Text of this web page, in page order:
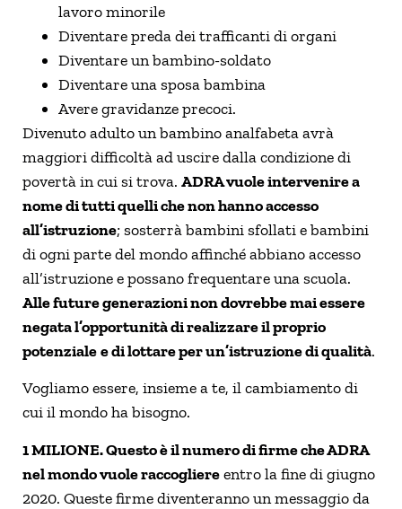
lavoro minorile
Diventare preda dei trafficanti di organi
Diventare un bambino-soldato
Diventare una sposa bambina
Avere gravidanze precoci.
Divenuto adulto un bambino analfabeta avrà
maggiori difficoltà ad uscire dalla condizione di
povertà in cui si trova. ADRA vuole intervenire a
nome di tutti quelli che non hanno accesso
all’istruzione; sosterrà bambini sfollati e bambini
di ogni parte del mondo affinché abbiano accesso
all’istruzione e possano frequentare una scuola.
Alle future generazioni non dovrebbe mai essere
negata l’opportunità di realizzare il proprio
potenzialee di lottare per un’istruzione di qualità.
Vogliamo essere, insieme a te, il cambiamento di
cui il mondo ha bisogno.
1 MILIONE. Questo è il numero di firme che ADRA
nel mondo vuole raccogliereentro la fine di giugno
2020. Queste firme diventeranno un messaggio da